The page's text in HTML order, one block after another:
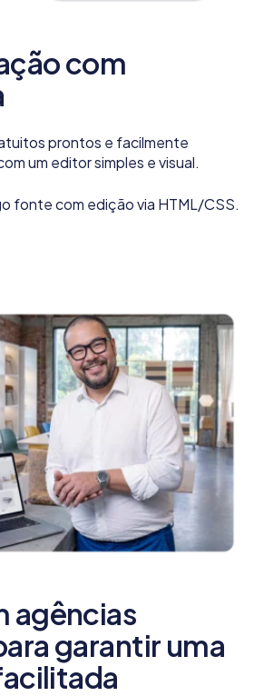
com
prontos e facilmente
um editor simples e visual.
fonte com edição via HTML/CSS.
agências
garantir uma